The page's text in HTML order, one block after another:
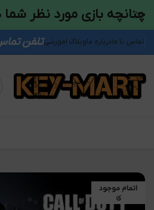
تماس با مادرباره ماوبلاگ اموزشیتلفن تماس : 09354921825 -
اتمام موجود
ی
چنانچه بازی مورد نظر